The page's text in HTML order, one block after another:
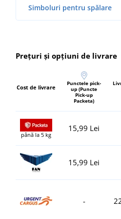
Simboluri pentru spălare
Prețuri și opțiuni de livrare
Cost de livrare
Punctele pick-
up (Puncte
Pick-up
Packeta)
până la 5 kg
15,99 Lei
15,99 Lei
-